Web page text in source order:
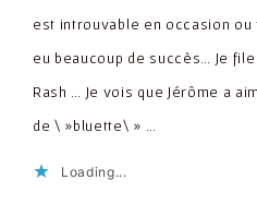
est introuvable en occasion ou
eu beaucoup de succès… Je
Rash … Je vois que Jérôme a
de \ »bluette\ » …
Loading...